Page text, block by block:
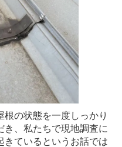
の状態を一度しっかり
き、私たちで現地調査に
きているというお話では